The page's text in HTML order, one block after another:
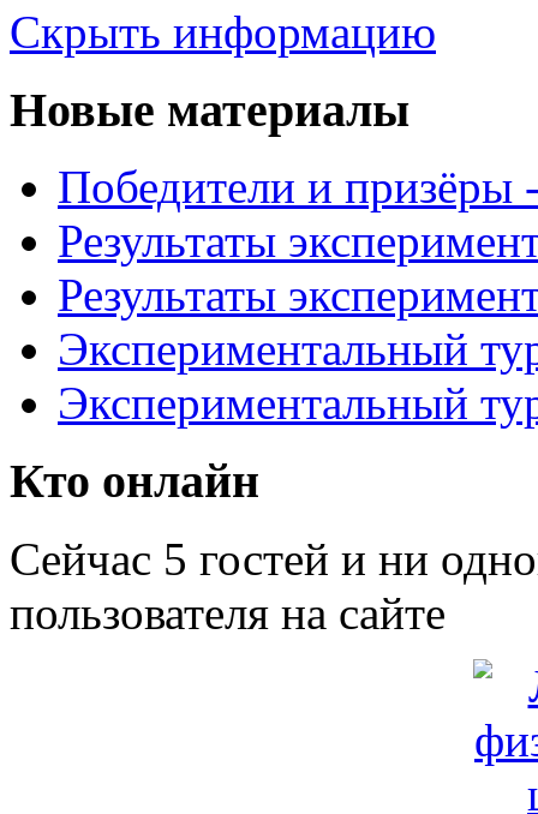
Скрыть информацию
Новые материалы
Победители и призёры
Результаты
Результаты
Экспериментальный
Экспериментальный
Кто онлайн
Сейчас 5 гостей и ни
пользователя на сайте